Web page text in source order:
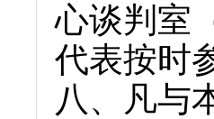
心谈判室
代表按时
八、凡与